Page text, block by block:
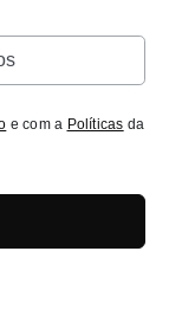
e com a Políticas da